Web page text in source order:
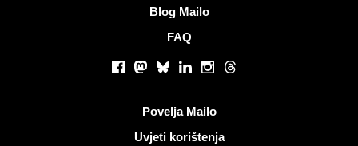
Blog Mailo
FAQ
Društvene mreže
Facebook
Mastodon
BlueskyLinkedInInstagram
Threads
Povelja Mailo
Uvjeti korištenja